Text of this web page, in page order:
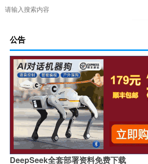
公告
DeepSeek全套部署资料免费下载